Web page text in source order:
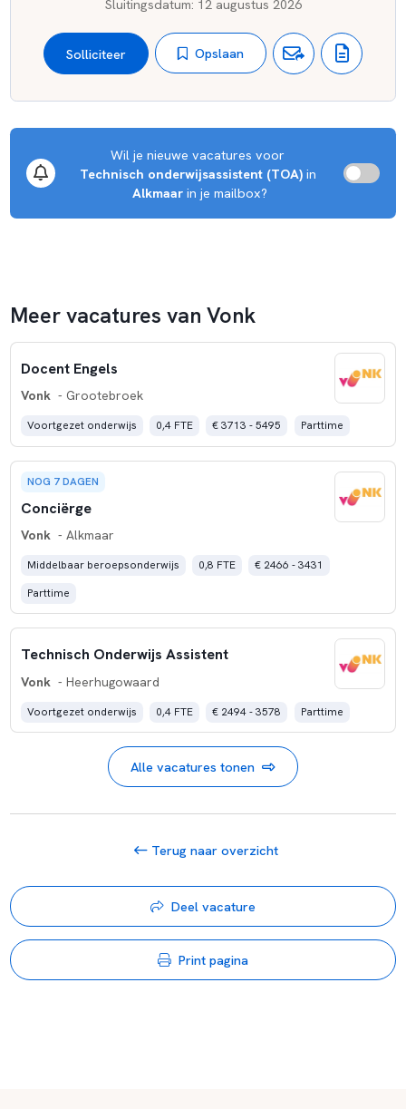
Sluitingsdatum: 12 augustus 2026
Solliciteer Opslaan
Wil je nieuwe vacatures voor
Technisch onderwijsassistent (TOA) in
Alkmaar in je mailbox?
Meer vacatures van Vonk
Docent Engels
Vonk - Grootebroek
Voortgezet onderwijs 0,4 FTE € 3713 - 5495 Parttime
NOG 7 DAGEN
Conciërge
Vonk - Alkmaar
Middelbaar beroepsonderwijs 0,8 FTE
€ 2466 - 3431
Parttime
Technisch Onderwijs Assistent
Vonk - Heerhugowaard
Voortgezet onderwijs 0,4 FTE € 2494 - 3578 Parttime
Alle vacatures tonen
Terug naar overzicht
Deel vacature
Print pagina